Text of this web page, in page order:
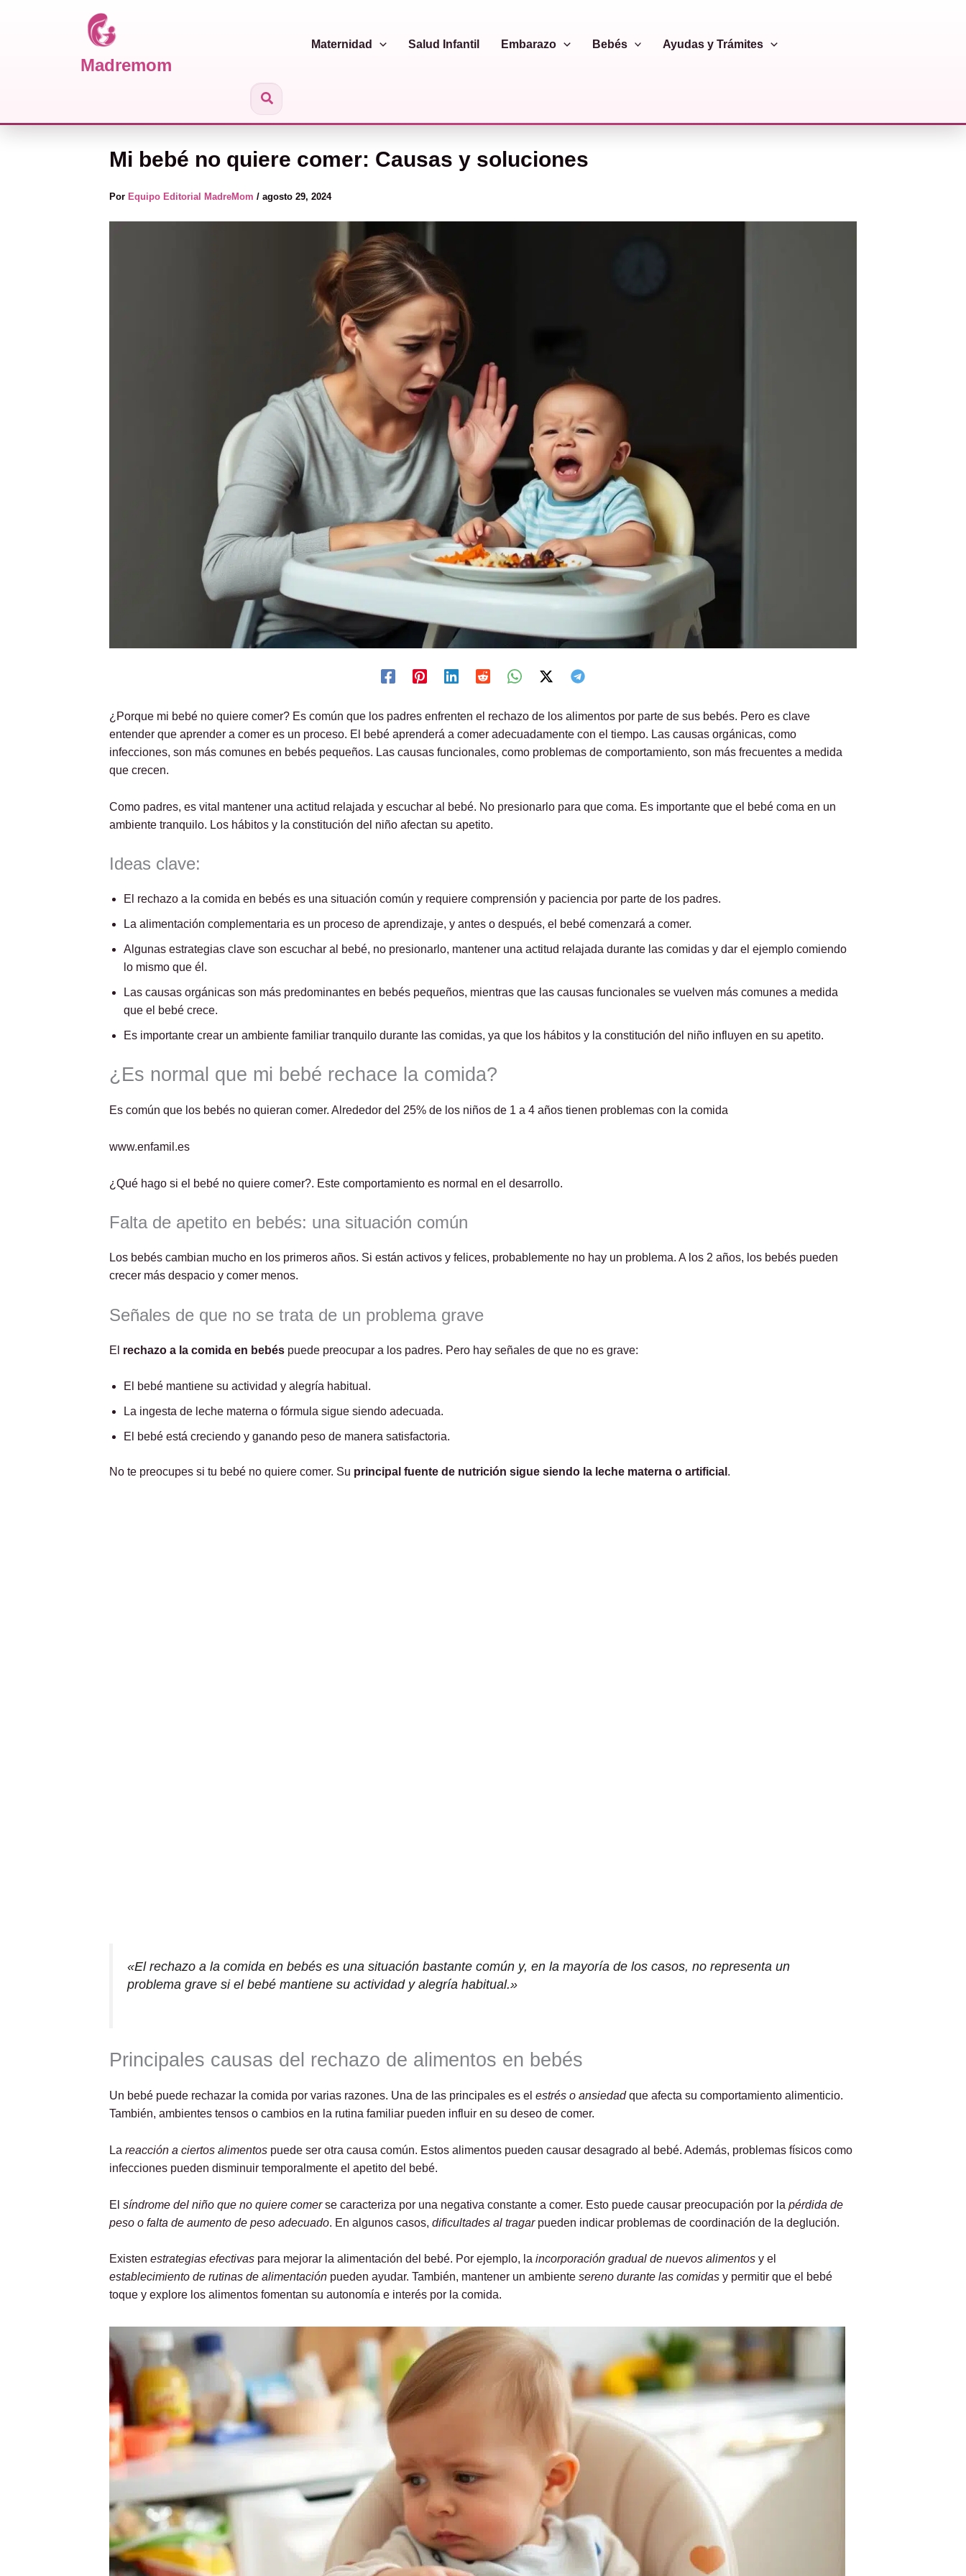
Madremom
Maternidad Salud Infantil Embarazo Bebés Ayudas y Trámites
Buscar
Mi bebé no quiere comer: Causas y soluciones
Por Equipo Editorial MadreMom / agosto 29, 2024
¿Porque mi bebé no quiere comer? Es común que los padres enfrenten el rechazo de los alimentos por parte de sus bebés. Pero es clave
entender que aprender a comer es un proceso. El bebé aprenderá a comer adecuadamente con el tiempo. Las causas orgánicas, como
infecciones, son más comunes en bebés pequeños. Las causas funcionales, como problemas de comportamiento, son más frecuentes a medida
que crecen.
Como padres, es vital mantener una actitud relajada y escuchar al bebé. No presionarlo para que coma. Es importante que el bebé coma en un
ambiente tranquilo. Los hábitos y la constitución del niño afectan su apetito.
Ideas clave:
El rechazo a la comida en bebés es una situación común y requiere comprensión y paciencia por parte de los padres.
La alimentación complementaria es un proceso de aprendizaje, y antes o después, el bebé comenzará a comer.
Algunas estrategias clave son escuchar al bebé, no presionarlo, mantener una actitud relajada durante las comidas y dar el ejemplo comiendo
lo mismo que él.
Las causas orgánicas son más predominantes en bebés pequeños, mientras que las causas funcionales se vuelven más comunes a medida
que el bebé crece.
Es importante crear un ambiente familiar tranquilo durante las comidas, ya que los hábitos y la constitución del niño influyen en su apetito.
¿Es normal que mi bebé rechace la comida?
Es común que los bebés no quieran comer. Alrededor del 25% de los niños de 1 a 4 años tienen problemas con la comida
www.enfamil.es
¿Qué hago si el bebé no quiere comer?. Este comportamiento es normal en el desarrollo.
Falta de apetito en bebés: una situación común
Los bebés cambian mucho en los primeros años. Si están activos y felices, probablemente no hay un problema. A los 2 años, los bebés pueden
crecer más despacio y comer menos.
Señales de que no se trata de un problema grave
El rechazo a la comida en bebés puede preocupar a los padres. Pero hay señales de que no es grave:
El bebé mantiene su actividad y alegría habitual.
La ingesta de leche materna o fórmula sigue siendo adecuada.
El bebé está creciendo y ganando peso de manera satisfactoria.
No te preocupes si tu bebé no quiere comer. Su principal fuente de nutrición sigue siendo la leche materna o artificial .
«El rechazo a la comida en bebés es una situación bastante común y, en la mayoría de los casos, no representa un
problema grave si el bebé mantiene su actividad y alegría habitual.»
Principales causas del rechazo de alimentos en bebés
Un bebé puede rechazar la comida por varias razones. Una de las principales es el estrés o ansiedadque afecta su comportamiento alimenticio.
También, ambientes tensos o cambios en la rutina familiar pueden influir en su deseo de comer.
La reacción a ciertos alimentos puede ser otra causa común. Estos alimentos pueden causar desagrado al bebé. Además, problemas físicos como
infecciones pueden disminuir temporalmente el apetito del bebé.
El síndrome del niño que no quiere comerse caracteriza por una negativa constante a comer. Esto puede causar preocupación por la pérdida de
peso o falta de aumento de peso adecuado. En algunos casos, dificultades al tragarpueden indicar problemas de coordinación de la deglución.
Existen estrategias efectivas para mejorar la alimentación del bebé. Por ejemplo, la incorporación gradual de nuevos alimentos y el
establecimiento de rutinas de alimentación pueden ayudar. También, mantener un ambiente sereno durante las comidas y permitir que el bebé
toque y explore los alimentos fomentan su autonomía e interés por la comida.